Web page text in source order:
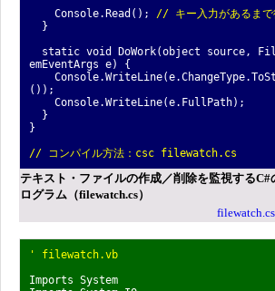
Console.Read(); // キー入力があるまで
}
static void DoWork(object source,
emEventArgs e) {
());
Console.WriteLine(e.FullPath);
}
}
// コンパイル方法：csc filewatch.cs
テキスト・ファイルの作成／削除を監視するC#
ログラム（filewatch.cs）
' filewatch.vb
Imports System